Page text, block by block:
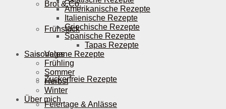
Brot & Co.
Frühstück
Vegane Rezepte
Zuckerfreie Rezepte
Feiertage & Anlässe
Amerikanische Rezepte
Italienische Rezepte
Griechische Rezepte
Spanische Rezepte
Tapas Rezepte
Saisonales
Frühling
Sommer
Herbst
Winter
Über mich